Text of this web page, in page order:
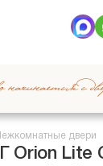
с
двери
Orion Lite